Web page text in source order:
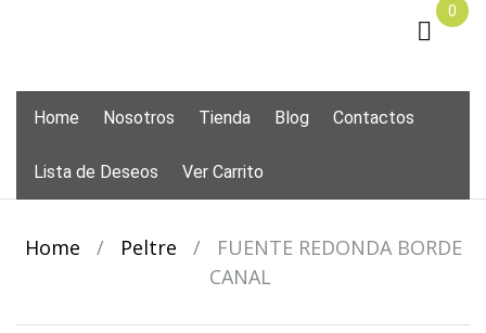
0
Home Nosotros Tienda Blog Contactos
Lista de Deseos Ver Carrito
Home / Peltre /
FUENTE REDONDA BORDE
CANAL